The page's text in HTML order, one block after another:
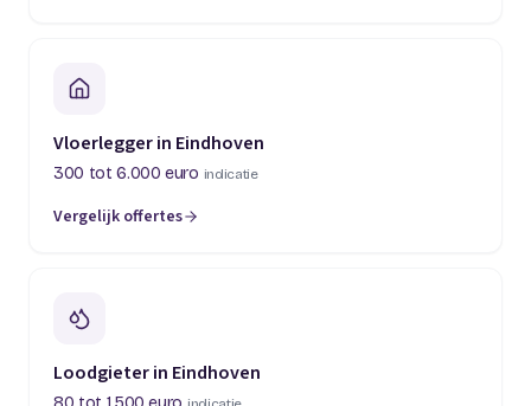
Vloerlegger in Eindhoven
300 tot 6.000 euro indicatie
Vergelijk offertes
Loodgieter in Eindhoven